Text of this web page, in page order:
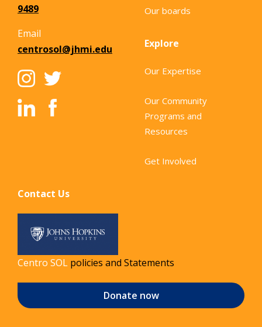
9489
Email
centrosol@jhmi.edu
Our boards
Explore
Our Expertise
Our Community
Programs and
Resources
Get Involved
Contact Us
Centro SOL policies and Statements
Donate now